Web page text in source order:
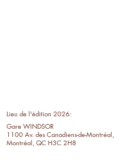
Lieu de l'édition 2026:
Gare WINDSOR
1100 Av. des Canadiens-de-Montréal,
Montréal, QC H3C 2H8